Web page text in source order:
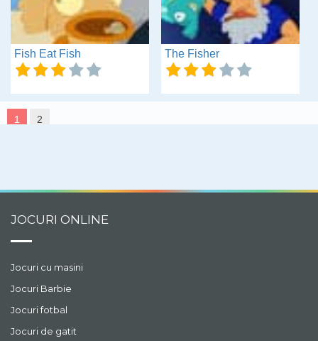
Fish Eat Fish The Fisher
1 2
JOCURI ONLINE
Jocuri cu masini
Jocuri Barbie
Jocuri fotbal
Jocuri de gatit